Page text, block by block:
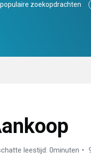
populaire zoekopdrachten
leestijd: 0minuten